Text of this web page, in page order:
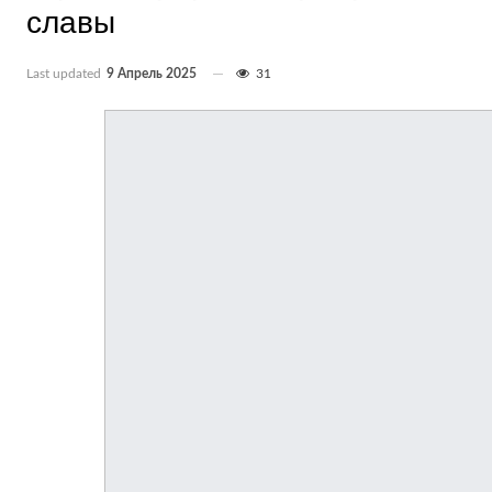
славы
Last updated 9 Апрель 2025 31